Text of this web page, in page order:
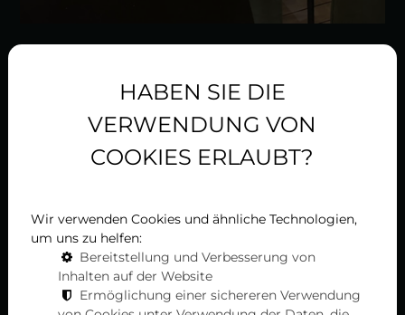
Das Liget Royal Restaurant ist ein
wunderschönes Restaurant mit
Terrasse in Hévíz
Das Liget Royal Restaurant befindet sich im
berühmten Hévíz, genau in der Mitte, wo natürliche
Schönheit auf urbane Eleganz trifft. Das Restaurant
wurde vor kurzem komplett renoviert, um dem
Interieur ein modernes und stilvolles Aussehen zu
verleihen und gleichzeitig die Harmonie mit der
HABEN SIE DIE
VERWENDUNG VON
COOKIES ERLAUBT?
Wir verwenden Cookies und ähnliche Technologien,
um uns zu helfen:
Bereitstellung und Verbesserung von
Inhalten auf der Website
Ermöglichung einer sichereren Verwendung